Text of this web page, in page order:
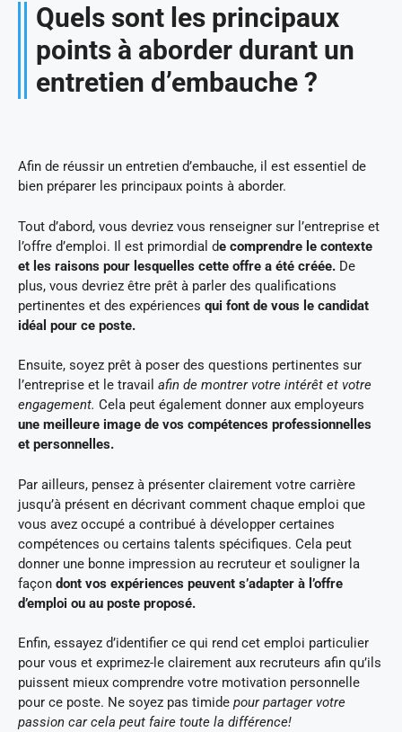
Quels sont les principaux
points à aborder durant un
entretien d’embauche ?
Afin de réussir un entretien d’embauche, il est essentiel de
bien préparer les principaux points à aborder.
Tout d’abord, vous devriez vous renseigner sur l’entreprise et
l’offre d’emploi. Il est primordial de comprendre le contexte
et les raisons pour lesquelles cette offre a été créée. De
plus, vous devriez être prêt à parler des qualifications
pertinentes et des expériences qui font de vous le candidat
idéal pour ce poste.
Ensuite, soyez prêt à poser des questions pertinentes sur
l’entreprise et le travail afin de montrer votre intérêt et votre
engagement. Cela peut également donner aux employeurs
une meilleure image de vos compétences professionnelles
et personnelles.
Par ailleurs, pensez à présenter clairement votre carrière
jusqu’à présent en décrivant comment chaque emploi que
vous avez occupé a contribué à développer certaines
compétences ou certains talents spécifiques. Cela peut
donner une bonne impression au recruteur et souligner la
façon dont vos expériences peuvent s’adapter à l’offre
d’emploi ou au poste proposé.
Enfin, essayez d’identifier ce qui rend cet emploi particulier
pour vous et exprimez-le clairement aux recruteurs afin qu’ils
puissent mieux comprendre votre motivation personnelle
pour ce poste. Ne soyez pas timide pour partager votre
passion car cela peut faire toute la différence!